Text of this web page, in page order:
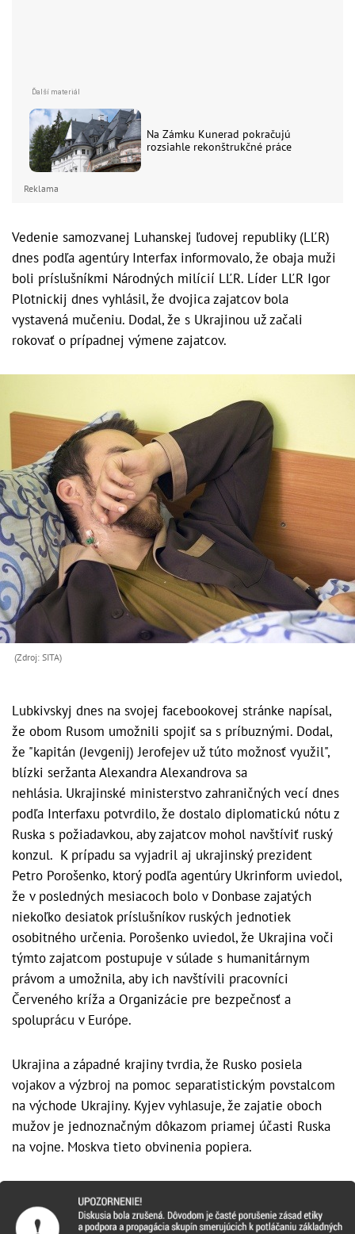
Na Zámku Kunerad pokračujú
rozsiahle rekonštrukčné práce
Reklama
Vedenie samozvanej Luhanskej ľudovej republiky (LĽR)
dnes podľa agentúry Interfax informovalo, že obaja muži
boli príslušníkmi Národných milícií LĽR. Líder LĽR Igor
Plotnickij dnes vyhlásil, že dvojica zajatcov bola
vystavená mučeniu. Dodal, že s Ukrajinou už začali
rokovať o prípadnej výmene zajatcov.
(Zdroj: SITA)
Lubkivskyj dnes na svojej facebookovej stránke napísal,
že obom Rusom umožnili spojiť sa s príbuznými. Dodal,
že "kapitán (Jevgenij) Jerofejev už túto možnosť využil",
blízki seržanta Alexandra Alexandrova sa
nehlásia. Ukrajinské ministerstvo zahraničných vecí dnes
podľa Interfaxu potvrdilo, že dostalo diplomatickú nótu z
Ruska s požiadavkou, aby zajatcov mohol navštíviť ruský
konzul. K prípadu sa vyjadril aj ukrajinský prezident
Petro Porošenko, ktorý podľa agentúry Ukrinform uviedol,
že v posledných mesiacoch bolo v Donbase zajatých
niekoľko desiatok príslušníkov ruských jednotiek
osobitného určenia. Porošenko uviedol, že Ukrajina voči
týmto zajatcom postupuje v súlade s humanitárnym
právom a umožnila, aby ich navštívili pracovníci
Červeného kríža a Organizácie pre bezpečnosť a
spoluprácu v Európe.
Ukrajina a západné krajiny tvrdia, že Rusko posiela
vojakov a výzbroj na pomoc separatistickým povstalcom
na východe Ukrajiny. Kyjev vyhlasuje, že zajatie oboch
mužov je jednoznačným dôkazom priamej účasti Ruska
na vojne. Moskva tieto obvinenia popiera.